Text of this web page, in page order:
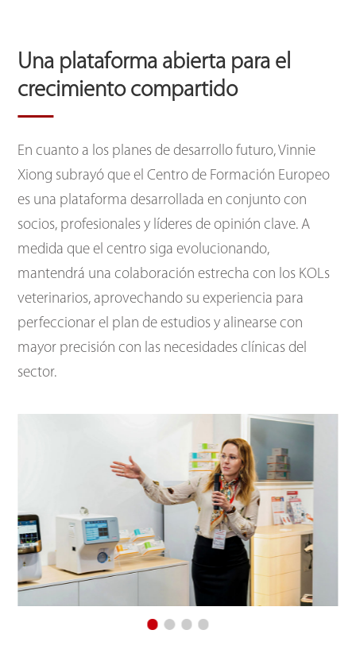
Una plataforma abierta para el
crecimiento compartido
En cuanto a los planes de desarrollo futuro, Vinnie
Xiong subrayó que el Centro de Formación Europeo
es una plataforma desarrollada en conjunto con
socios, profesionales y líderes de opinión clave. A
medida que el centro siga evolucionando,
mantendrá una colaboración estrecha con los KOLs
veterinarios, aprovechando su experiencia para
perfeccionar el plan de estudios y alinearse con
mayor precisión con las necesidades clínicas del
sector.